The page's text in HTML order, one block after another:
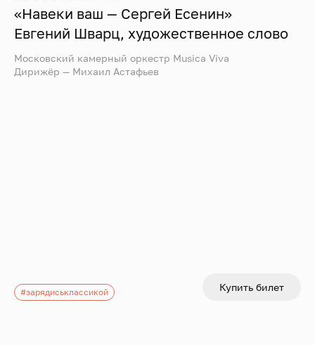
«Навеки ваш — Сергей Есенин»
Евгений Шварц, художественное слово
Московский камерный оркестр Musica Viva
Дирижёр — Михаил Астафьев
Купить билет
#зарядиськлассикой